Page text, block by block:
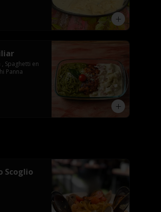
Spaghetti en
Panna
Scoglio